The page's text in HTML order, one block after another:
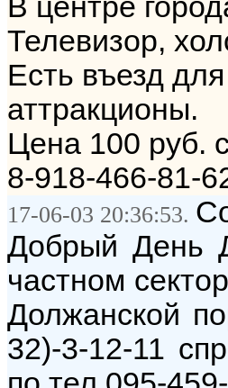
В центре
Телевизор,
Есть въезд
аттракционы.
Цена 100 руб.
8-918-466-81-
17-06-03 20:36:53.
Добрый День
частном
Должанской
32)-3-12-11